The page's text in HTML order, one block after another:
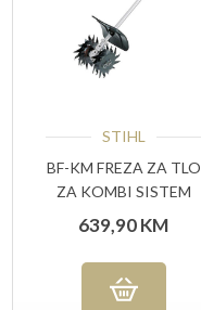
STIHL
BF-KM FREZA ZA TLO
ZA KOMBI SISTEM
639,90KM